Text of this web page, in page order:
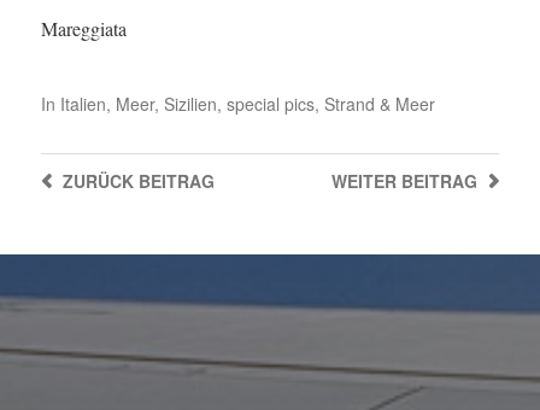
Mareggiata
In Italien, Meer, Sizilien, special pics, Strand & Meer
WEITER BEITRAG
ZURÜCKBEITRAG